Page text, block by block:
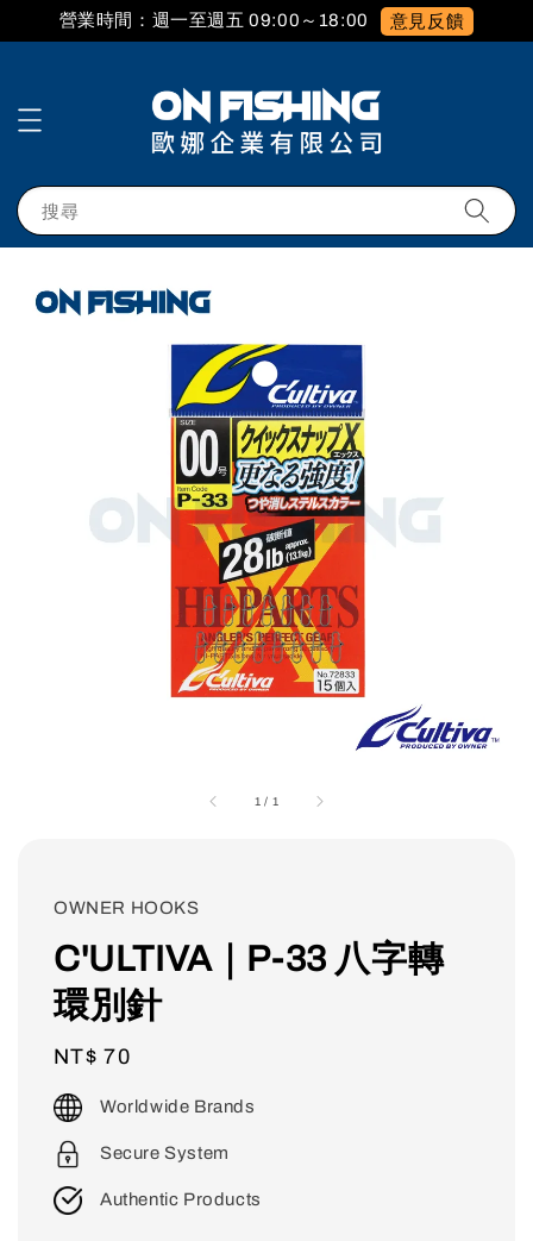
營業時間：週一至週五 09:00～18:00 意見反饋
搜尋
1 / 1
OWNER HOOKS
C'ULTIVA｜P-33 八字轉
環別針
Regular
price
NT$ 70
Worldwide Brands
Secure System
Authentic Products